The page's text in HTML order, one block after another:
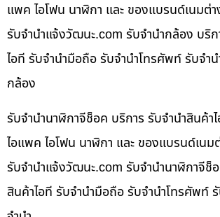
แพค ไอโฟน นาฬิกา และ ของแบรนด์เนมต่
รับจํานําแจ้งวัฒนะ.com รับจำนำกล้อง บริก
ไอที รับจำนำมือถือ รับจำนำโทรศัพท์ รับจำ
กล้อง
รับจำนำนาฬิกาจีช็อค บริการ รับจำนำสินค้า
ไอแพค ไอโฟน นาฬิกา และ ของแบรนด์เนม
รับจํานําแจ้งวัฒนะ.com รับจำนำนาฬิกาจีช็
สินค้าไอที รับจำนำมือถือ รับจำนำโทรศัพท์